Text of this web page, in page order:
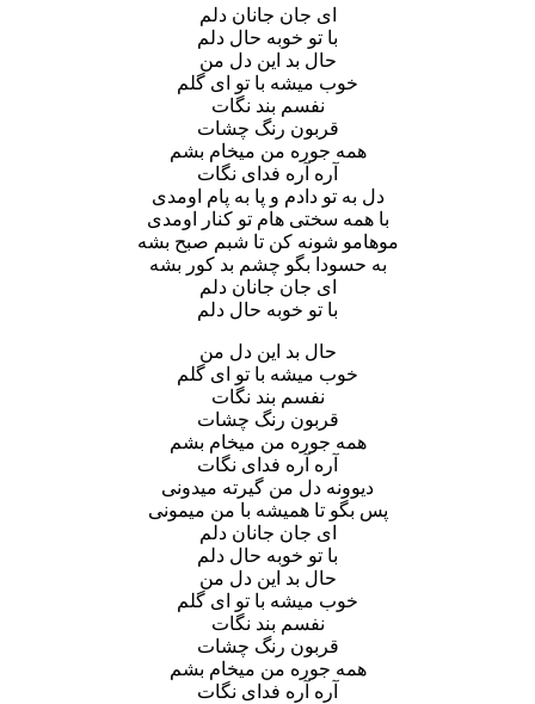
ای جان جانان دلم
با تو خوبه حال دلم
حال بد این دل من
خوب میشه با تو ای گلم
نفسم بند نگات
قربون رنگ چشات
همه جوره من میخام بشم
آره آره فدای نگات
دل به تو دادم و پا به پام اومدی
با همه سختی هام تو کنار اومدی
موهامو شونه کن تا شبم صبح بشه
به حسودا بگو چشم بد کور بشه
ای جان جانان دلم
با تو خوبه حال دلم
حال بد این دل من
خوب میشه با تو ای گلم
نفسم بند نگات
قربون رنگ چشات
همه جوره من میخام بشم
آره آره فدای نگات
دیوونه دل من گیرته میدونی
پس بگو تا همیشه با من میمونی
ای جان جانان دلم
با تو خوبه حال دلم
حال بد این دل من
خوب میشه با تو ای گلم
نفسم بند نگات
قربون رنگ چشات
همه جوره من میخام بشم
آره آره فدای نگات